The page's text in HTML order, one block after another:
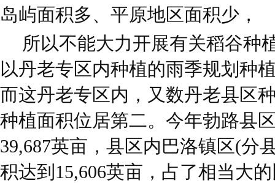
岛屿面积多、平原地区面积少，
所以不能大力开展有关稻谷种
以丹老专区内种植的雨季规划种
而这丹老专区内，又数丹老县区
种植面积位居第二。今年勃路县
39,687英亩，县区内巴洛镇区(分
积达到15,606英亩，占了相当大